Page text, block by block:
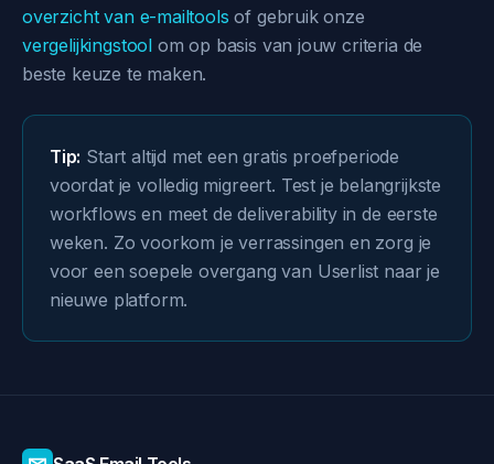
overzicht van e-mailtools of gebruik onze
vergelijkingstool om op basis van jouw criteria de
beste keuze te maken.
Tip: Start altijd met een gratis proefperiode
voordat je volledig migreert. Test je belangrijkste
workflows en meet de deliverability in de eerste
weken. Zo voorkom je verrassingen en zorg je
voor een soepele overgang van Userlist naar je
nieuwe platform.